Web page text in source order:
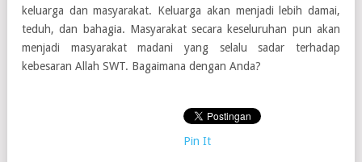
keluarga dan masyarakat. Keluarga akan menjadi lebih damai,
teduh, dan bahagia. Masyarakat secara keseluruhan pun akan
menjadi masyarakat madani yang selalu sadar terhadap
kebesaran Allah SWT. Bagaimana dengan Anda?
Pin It